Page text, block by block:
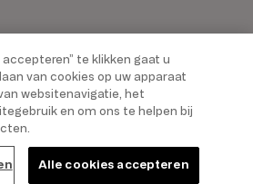
accepteren” te klikken gaat u
van cookies op uw apparaat
websitenavigatie, het
en om ons te helpen bij
Alle cookies accepteren